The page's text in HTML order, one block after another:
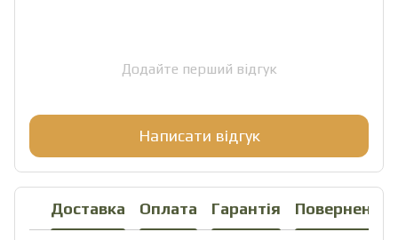
Додайте перший відгук
Написати відгук
Доставка Оплата Гарантія Повернення